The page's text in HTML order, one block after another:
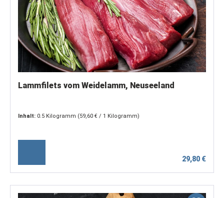
Lammfilets vom Weidelamm, Neuseeland
Inhalt: 0.5 Kilogramm (59,60 € / 1 Kilogramm)
29,80 €